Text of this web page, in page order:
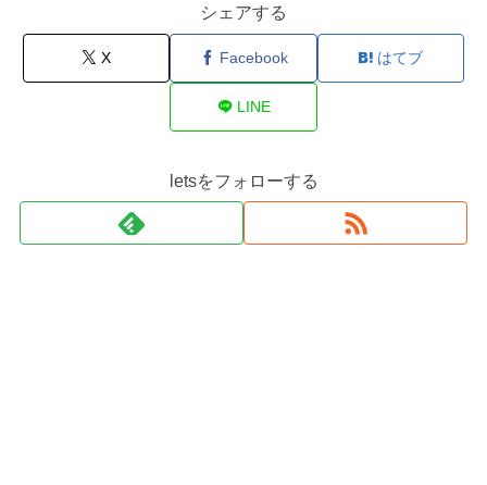
シェアする
X Facebook はてブ
LINE
letsをフォローする